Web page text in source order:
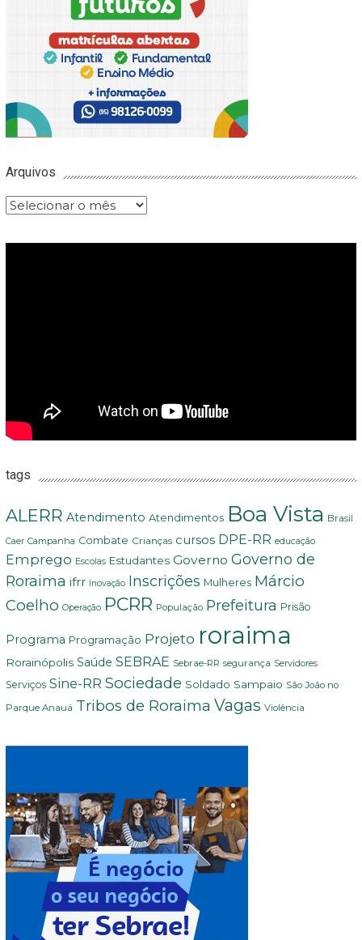
Arquivos
Arquivos
tags
ALERR Atendimento Atendimentos Boa Vista Brasil
Caer Campanha Combate Crianças cursos DPE-RR educação
Emprego Escolas Estudantes Governo Governo de
Roraima ifrr Inovação Inscrições Mulheres Márcio
Coelho Operação PCRR População Prefeitura Prisão
Programa Programação Projeto roraima
Rorainópolis Saúde SEBRAE Sebrae-RR segurança Servidores
Serviços Sine-RR Sociedade Soldado Sampaio São João no
Parque Anauá Tribos de Roraima Vagas Violência